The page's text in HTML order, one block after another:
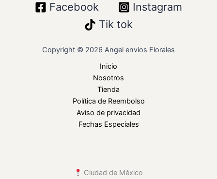
Facebook
Instagram
Tik tok
Copyright © 2026 Angel envios Florales
Inicio
Nosotros
Tienda
Política de Reembolso
Aviso de privacidad
Fechas Especiales
Ciudad de México